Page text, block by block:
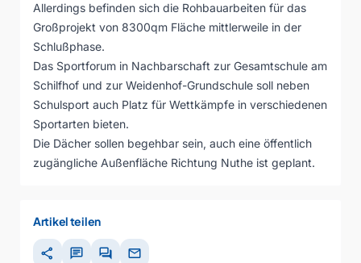
Allerdings befinden sich die Rohbauarbeiten für das
Großprojekt von 8300qm Fläche mittlerweile in der
Schlußphase.
Das Sportforum in Nachbarschaft zur Gesamtschule am
Schilfhof und zur Weidenhof-Grundschule soll neben
Schulsport auch Platz für Wettkämpfe in verschiedenen
Sportarten bieten.
Die Dächer sollen begehbar sein, auch eine öffentlich
zugängliche Außenfläche Richtung Nuthe ist geplant.
Artikel teilen
share chat forum mail